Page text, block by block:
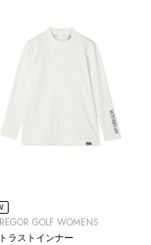
GOLF WOMENS
ラストインナー